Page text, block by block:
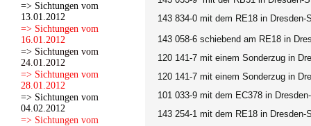
=> Sichtungen vom
13.01.2012
=> Sichtungen vom
16.01.2012
=> Sichtungen vom
24.01.2012
=> Sichtungen vom
28.01.2012
=> Sichtungen vom
04.02.2012
=> Sichtungen vom
143 834-0 mit dem RE18 in Dresden-
143 058-6 schiebend am RE18 in
120 141-7 mit einem Sonderzug in
120 141-7 mit einem Sonderzug in
101 033-9 mit dem EC378 in
143 254-1 mit dem RE18 in Dresden-